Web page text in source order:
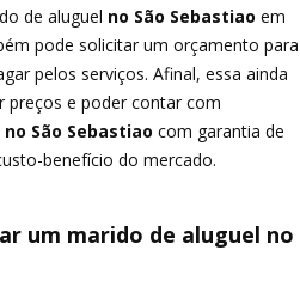
de aluguel no São Sebastiao em
pode solicitar um orçamento para
pelos serviços. Afinal, essa ainda
e poder contar com
no São Sebastiao com garantia de
benefício do mercado.
um marido de aluguel no